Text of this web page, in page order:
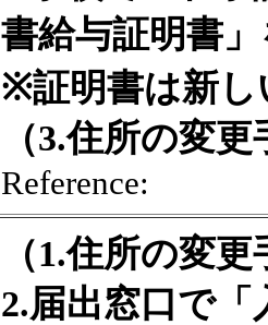
書給与証明書
※証明書は新し
（3.住所の変
Reference:
（1.住所の変
2.届出窓口で